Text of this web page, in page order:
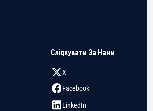
Слідкувати За Нами
X
Facebook
LinkedIn